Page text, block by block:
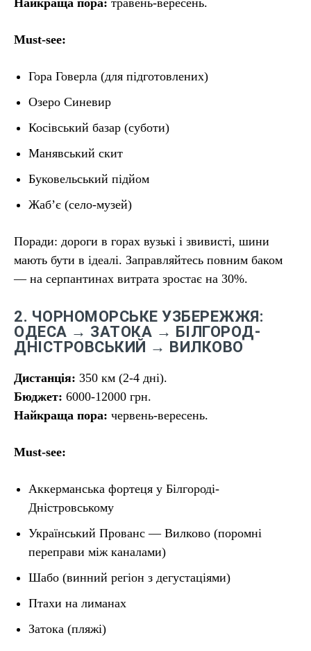
Найкраща пора: травень-вересень.
Must-see:
Гора Говерла (для підготовлених)
Озеро Синевир
Косівський базар (суботи)
Манявський скит
Буковельський підйом
Жабʼє (село-музей)
Поради: дороги в горах вузькі і звивисті, шини
мають бути в ідеалі. Заправляйтесь повним баком
— на серпантинах витрата зростає на 30%.
2. ЧОРНОМОРСЬКЕ УЗБЕРЕЖЖЯ:
ОДЕСА → ЗАТОКА → БІЛГОРОД-
ДНІСТРОВСЬКИЙ → ВИЛКОВО
Дистанція: 350 км (2-4 дні).
Бюджет: 6000-12000 грн.
Найкраща пора: червень-вересень.
Must-see:
Аккерманська фортеця у Білгороді-
Дністровському
Український Прованс — Вилково (поромні
переправи між каналами)
Шабо (винний регіон з дегустаціями)
Птахи на лиманах
Затока (пляжі)